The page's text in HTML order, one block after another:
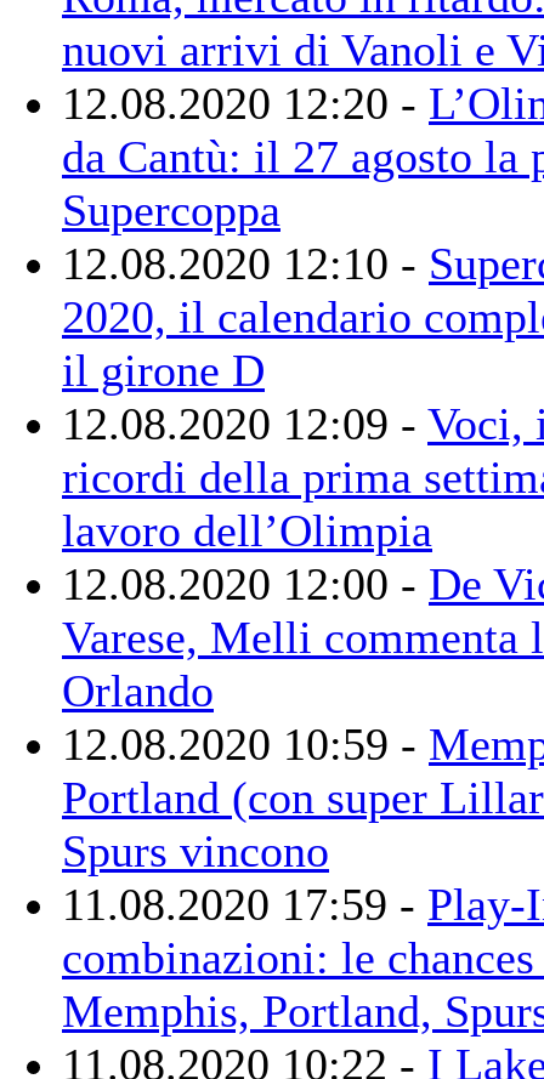
nuovi arrivi di Vanoli e
12.08.2020 12:20 -
da Cantù: il 27 agosto la
Supercoppa
12.08.2020 12:10 -
2020, il calendario
il girone D
12.08.2020 12:09 - Voci,
ricordi della prima
lavoro dell’Olimpia
12.08.2020 12:00 - De
Varese, Melli
Orlando
12.08.2020 10:59 -
Portland (con super
Spurs vincono
11.08.2020 17:59 - Play-
combinazioni: le
Memphis, Portland,
11.08.2020 10:22 - I